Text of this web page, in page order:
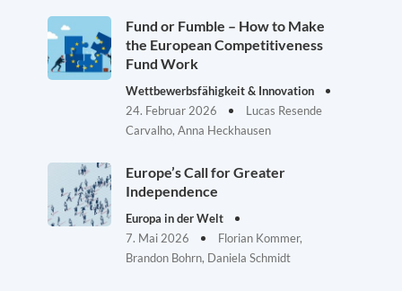
Fund or Fumble – How to Make
the European Competitiveness
Fund Work
Wettbewerbsfähigkeit & Innovation
24. Februar 2026
Lucas Resende
Carvalho, Anna Heckhausen
Europe’s Call for Greater
Independence
Europa in der Welt
7. Mai 2026
Florian Kommer,
Brandon Bohrn, Daniela Schmidt